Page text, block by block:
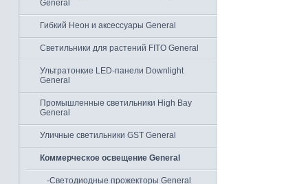
General
Гибкий Неон и аксессуары General
Светильники для растений FITO General
Ультратонкие LED-панели Downlight
General
Промышленные светильники High Bay
General
Уличные светильники GST General
Коммерческое освещение General
-Светодиодные прожекторы General